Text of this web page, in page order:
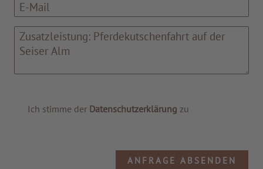
Ich stimme der Datenschutzerklärung zu
ANFRAGE ABSENDEN